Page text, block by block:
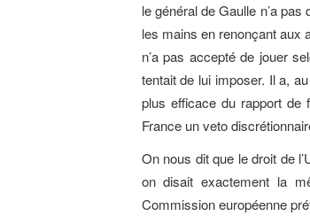
le général de Gaulle n’a
les mains en renonçant aux
n’a pas accepté de jouer
tentait de lui imposer. Il a,
plus efficace du rapport de
France un veto
On nous dit que le droit de
on disait exactement la
Commission européenne